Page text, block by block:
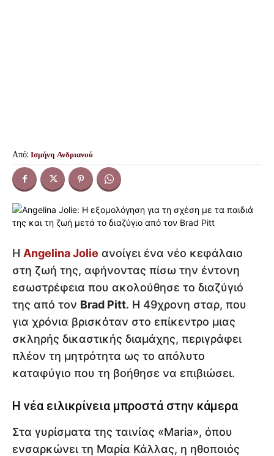
Από: Ισμήνη Ανδριανού
Η Angelina Jolie ανοίγει ένα νέο κεφάλαιο
στη ζωή της, αφήνοντας πίσω την έντονη
εσωστρέφεια που ακολούθησε το διαζύγιό
της από τον Brad Pitt. Η 49χρονη σταρ, που
για χρόνια βρισκόταν στο επίκεντρο μιας
σκληρής δικαστικής διαμάχης, περιγράφει
πλέον τη μητρότητα ως το απόλυτο
καταφύγιο που τη βοήθησε να επιβιώσει.
Η νέα ειλικρίνεια μπροστά στην κάμερα
Στα γυρίσματα της ταινίας «Maria», όπου
ενσαρκώνει τη Μαρία Κάλλας, η ηθοποιός